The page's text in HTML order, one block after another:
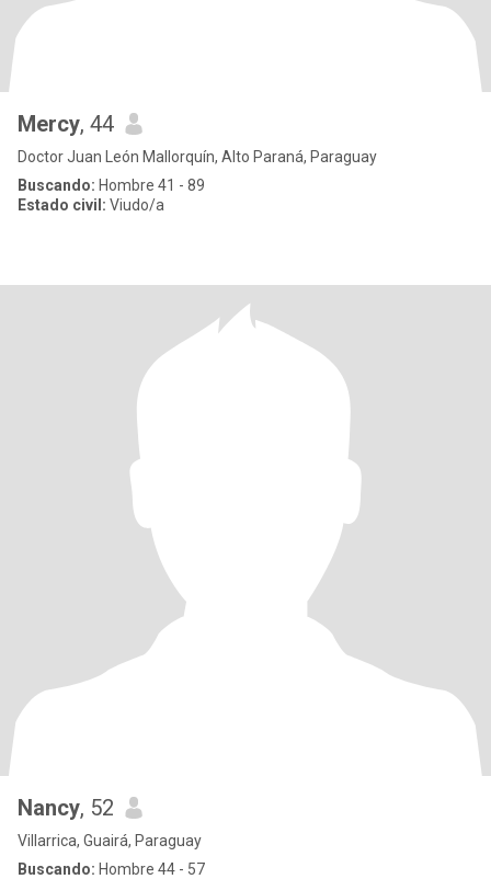
Mercy, 44
Doctor Juan León Mallorquín, Alto Paraná, Paraguay
Buscando: Hombre 41 - 89
Estado civil: Viudo/a
Nancy, 52
Villarrica, Guairá, Paraguay
Buscando: Hombre 44 - 57